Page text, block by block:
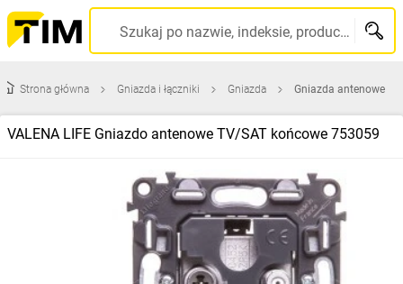
Szukaj po nazwie, indeksie, producencie, kodzie kreskowym...
Strona główna Gniazda i łączniki Gniazda Gniazda antenowe
VALENA LIFE Gniazdo antenowe TV/SAT końcowe 753059